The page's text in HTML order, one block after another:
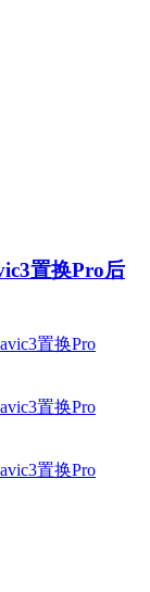
置换Pro后